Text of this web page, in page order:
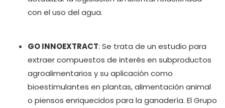
con el uso del agua.
GO INNOEXTRACT: Se trata de un estudio para
extraer compuestos de interés en subproductos
agroalimentarios y su aplicación como
bioestimulantes en plantas, alimentación animal
o piensos enriquecidos para la ganadería. El Grupo